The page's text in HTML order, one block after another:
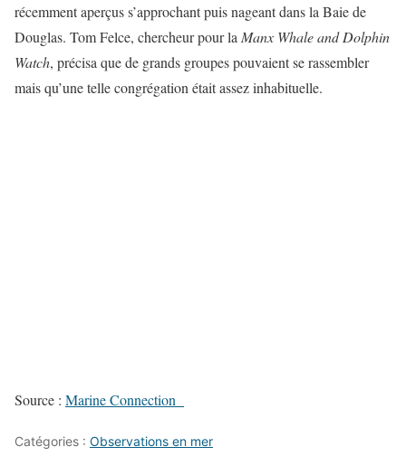
récemment aperçus s’approchant puis nageant dans la Baie de
Douglas. Tom Felce, chercheur pour la Manx Whale and Dolphin
Watch, précisa que de grands groupes pouvaient se rassembler
mais qu’une telle congrégation était assez inhabituelle.
Source : Marine Connection
Catégories : Observations en mer